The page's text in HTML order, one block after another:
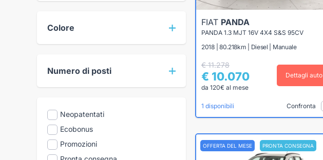
Colore
Numero di posti
Neopatentati
Ecobonus
Promozioni
FIAT PANDA
PANDA 1.3 MJT 16V 4X4 S&S 95CV
2018 | 80.218km | Diesel | Manuale
€ 11.278
€ 10.070
da 120€ al mese
Dettagli auto
1 disponibili Confronta
OFFERTA DEL MESE PRONTA CONSEGNA